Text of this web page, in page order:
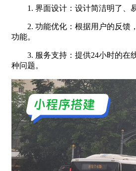
1. 界面设计：设计简洁明了、易
2. 功能优化：根据用户的反馈
功能。
3. 服务支持：提供24小时的在
种问题。